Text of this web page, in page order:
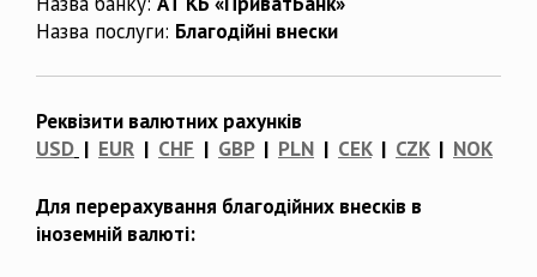
Назва послуги: Благодійні внески
Реквізити валютних рахунків
USD | EUR | CHF | GBP| PLN | CEK| CZK| NOK
Для перерахування благодійних внесків в
іноземній валюті: